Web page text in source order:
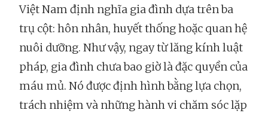
Việt Nam định nghĩa gia đình dựa trên ba
trụ cột: hôn nhân, huyết thống hoặc quan hệ
nuôi dưỡng. Như vậy, ngay từ lăng kính luật
pháp, gia đình chưa bao giờ là đặc quyền của
máu mủ. Nó được định hình bằng lựa chọn,
trách nhiệm và những hành vi chăm sóc lặp